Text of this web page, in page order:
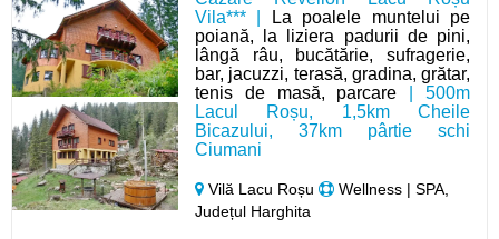
Vila*** |
La poalele muntelui pe
poiană, la liziera padurii de pini,
lângă râu, bucătărie, sufragerie,
bar, jacuzzi, terasă, gradina, grătar,
tenis de masă, parcare | 500m
Lacul Roșu, 1,5km Cheile
Bicazului, 37km pârtie schi
Ciumani
Vilă Lacu Roșu
Wellness | SPA,
Județul Harghita